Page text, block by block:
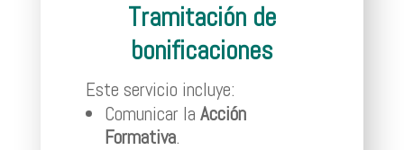
Tramitación de
bonificaciones
Este servicio incluye:
Comunicar laAcción
Formativa.